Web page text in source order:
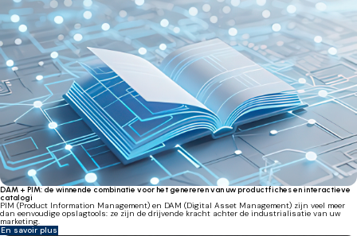
DAM + PIM: de winnende combinatie voor het genereren van uw productfiches en interactieve
catalogi
PIM (Product Information Management) en DAM (Digital Asset Management) zijn veel meer
dan eenvoudige opslagtools: ze zijn de drijvende kracht achter de industrialisatie van uw
marketing.
En savoir plus